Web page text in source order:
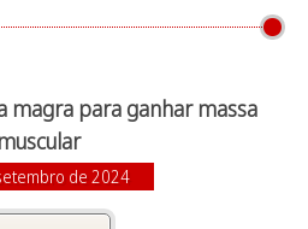
magra para ganhar massa
de 2024